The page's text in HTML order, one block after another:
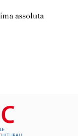
assoluta